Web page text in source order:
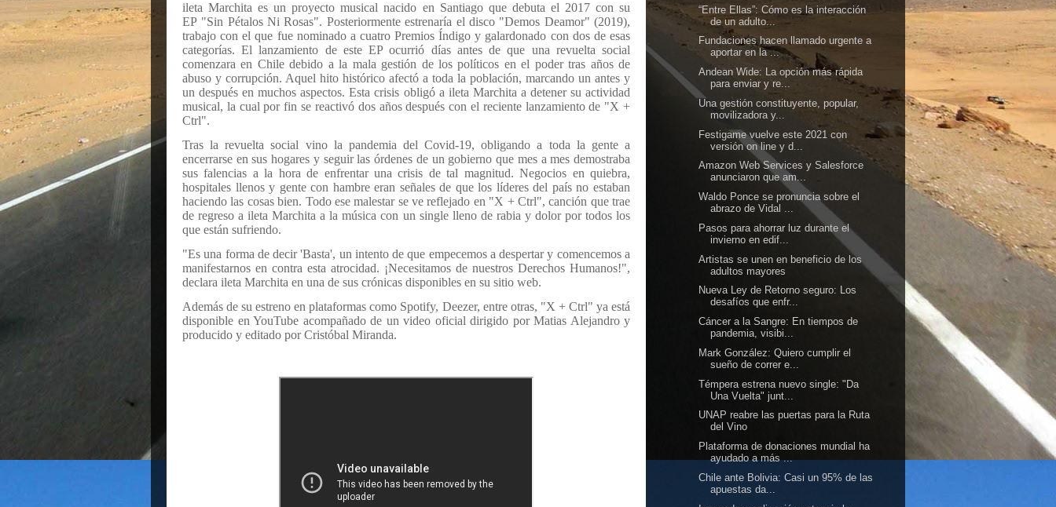
ileta Marchita es un proyecto musical nacido en Santiago que debuta el 2017 con su
EP "Sin Pétalos Ni Rosas". Posteriormente estrenaría el disco "Demos Deamor" (2019),
trabajo con el que fue nominado a cuatro Premios Índigo y galardonado con dos de esas
categorías. El lanzamiento de este EP ocurrió días antes de que una revuelta social
comenzara en Chile debido a la mala gestión de los políticos en el poder tras años de
abuso y corrupción. Aquel hito histórico afectó a toda la población, marcando un antes y
un después en muchos aspectos. Esta crisis obligó a ileta Marchita a detener su actividad
musical, la cual por fin se reactivó dos años después con el reciente lanzamiento de "X +
Ctrl".
Tras la revuelta social vino la pandemia del Covid-19, obligando a toda la gente a
encerrarse en sus hogares y seguir las órdenes de un gobierno que mes a mes demostraba
sus falencias a la hora de enfrentar una crisis de tal magnitud. Negocios en quiebra,
hospitales llenos y gente con hambre eran señales de que los líderes del país no estaban
haciendo las cosas bien. Todo ese malestar se ve reflejado en "X + Ctrl", canción que trae
de regreso a ileta Marchita a la música con un single lleno de rabia y dolor por todos los
que están sufriendo.
"Es una forma de decir 'Basta', un intento de que empecemos a despertar y comencemos a
manifestarnos en contra esta atrocidad. ¡Necesitamos de nuestros Derechos Humanos!",
declara ileta Marchita en una de sus crónicas disponibles en su sitio web.
Además de su estreno en plataformas como Spotify, Deezer, entre otras, "X + Ctrl" ya está
disponible en YouTube acompañado de un video oficial dirigido por Matias Alejandro y
producido y editado por Cristóbal Miranda.
“Entre Ellas”: Cómo es la interacción
de un adulto...
Fundaciones hacen llamado urgente a
aportar en la ...
Andean Wide: La opción más rápida
para enviar y re...
Una gestión constituyente, popular,
movilizadora y...
Festigame vuelve este 2021 con
versión on line y d...
Amazon Web Services y Salesforce
anunciaron que am...
Waldo Ponce se pronuncia sobre el
abrazo de Vidal ...
Pasos para ahorrar luz durante el
invierno en edif...
Artistas se unen en beneficio de los
adultos mayores
Nueva Ley de Retorno seguro: Los
desafíos que enfr...
Cáncer a la Sangre: En tiempos de
pandemia, visibi...
Mark González: Quiero cumplir el
sueño de correr e...
Témpera estrena nuevo single: "Da
Una Vuelta" junt...
UNAP reabre las puertas para la Ruta
del Vino
Plataforma de donaciones mundial ha
ayudado a más ...
Chile ante Bolivia: Casi un 95% de las
apuestas da...